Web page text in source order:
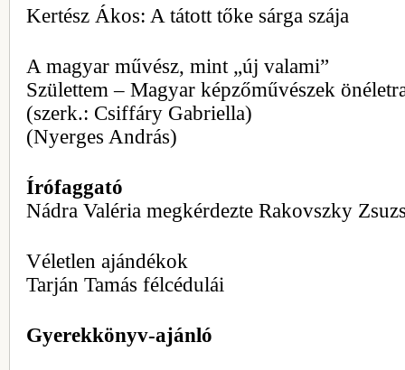
Kertész Ákos: A tátott tőke sárga szája
A magyar művész, mint „új valami”
Születtem – Magyar képzőművészek
(szerk.: Csiffáry Gabriella)
(Nyerges András)
Írófaggató
Nádra Valéria megkérdezte Rakovszky
Véletlen ajándékok
Tarján Tamás félcédulái
Gyerekkönyv-ajánló